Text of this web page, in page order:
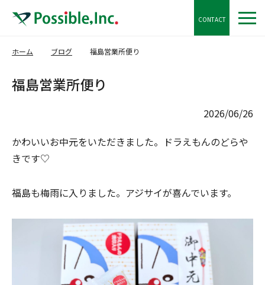
CONTACT
ホーム ブログ 福島営業所便り
福島営業所便り
2026/06/26
かわいいお中元をいただきました。ドラえもんのどらや
きです♡
福島も梅雨に入りました。アジサイが喜んでいます。